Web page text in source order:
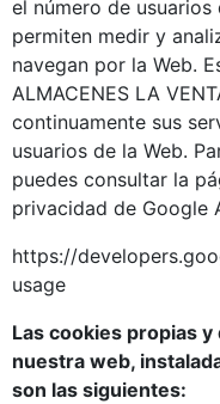
el número de
permiten medir y
navegan por la Web.
ALMACENES LA
continuamente sus
usuarios de la Web.
puedes consultar la
privacidad de Google
https://
usage
Las cookies propias
nuestra web,
son las siguientes: